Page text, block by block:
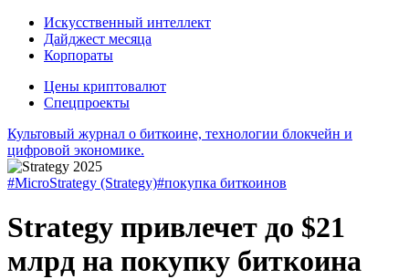
Искусственный интеллект
Дайджест месяца
Корпораты
Цены криптовалют
Спецпроекты
Культовый журнал о биткоине, технологии блокчейн и
цифровой экономике.
#MicroStrategy (Strategy)#покупка биткоинов
Strategy привлечет до $21
млрд на покупку биткоина